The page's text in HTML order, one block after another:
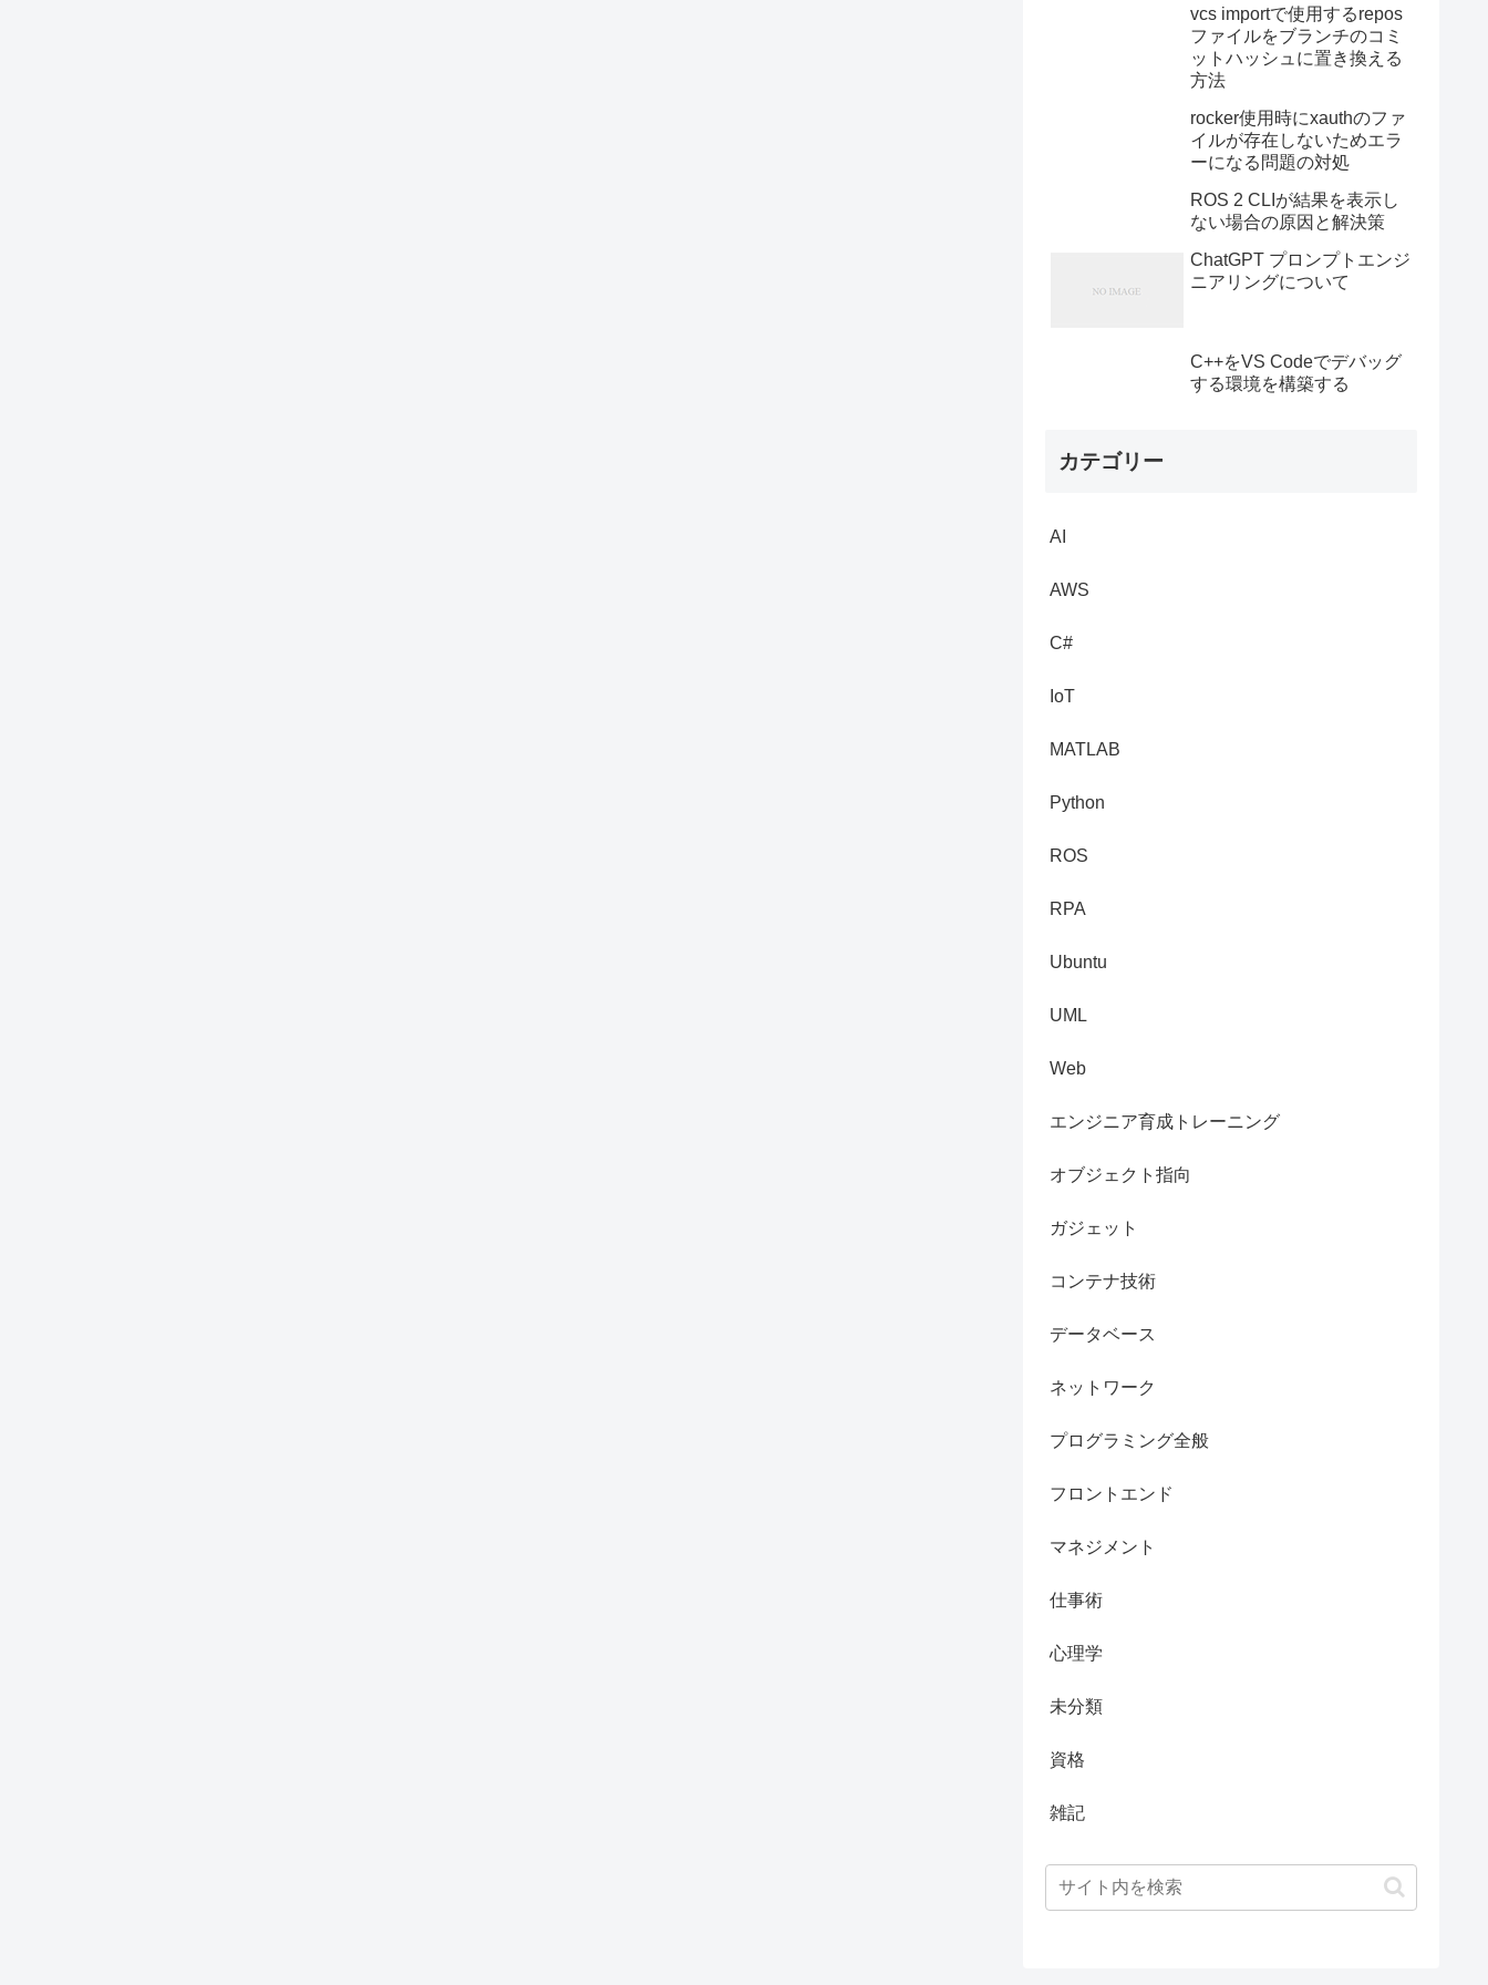
vcs importで使用するrepos
ファイルをブランチのコミ
ットハッシュに置き換える
方法
rocker使用時にxauthのファ
イルが存在しないためエラ
ーになる問題の対処
ROS 2 CLIが結果を表示し
ない場合の原因と解決策
ChatGPT プロンプトエンジ
ニアリングについて
C++をVS Codeでデバッグ
する環境を構築する
カテゴリー
AI
AWS
C#
IoT
MATLAB
Python
ROS
RPA
Ubuntu
UML
Web
エンジニア育成トレーニング
オブジェクト指向
ガジェット
コンテナ技術
データベース
ネットワーク
プログラミング全般
フロントエンド
マネジメント
仕事術
心理学
未分類
資格
雑記